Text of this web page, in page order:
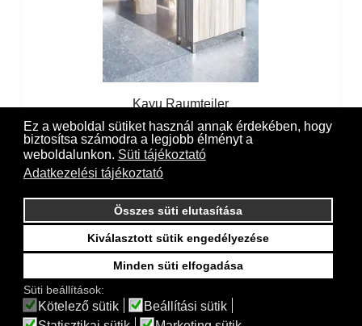
Ez a weboldal sütiket használ annak érdekében, hogy
biztosítsa számodra a legjobb élményt a
weboldalunkon. Süti tájékoztató
Adatkezelési tájékoztató
Összes süti elutasítása
Kiválasztott sütik engedélyezése
Minden süti elfogadása
Süti beállítások:
Kötelező sütik
Beállítási sütik
Kayu Raumteiler
Színválaszték:
Vintage-grey teak